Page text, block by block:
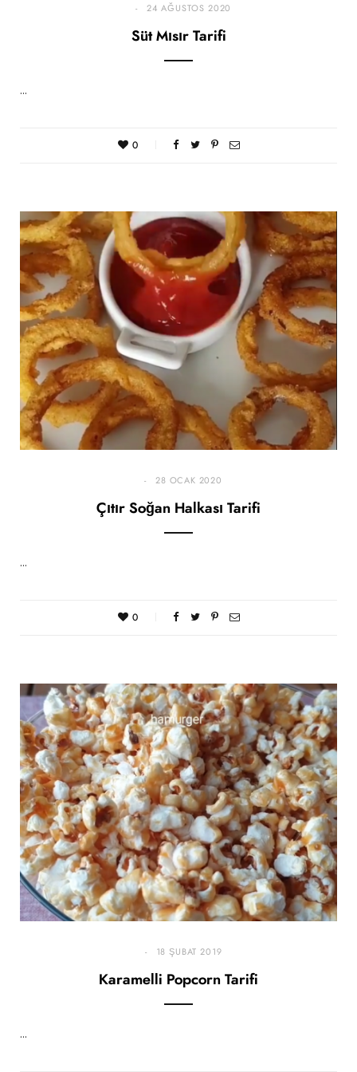
24 AĞUSTOS 2020
Süt Mısır Tarifi
…
0
28 OCAK 2020
Çıtır Soğan Halkası Tarifi
…
0
18 ŞUBAT 2019
Karamelli Popcorn Tarifi
…